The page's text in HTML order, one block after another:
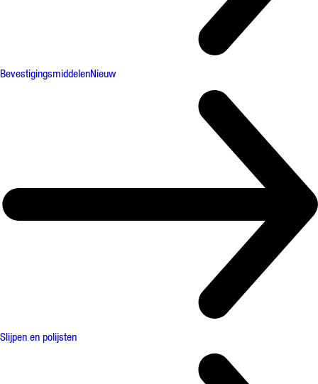
BevestigingsmiddelenNieuw
Slijpen en polijsten